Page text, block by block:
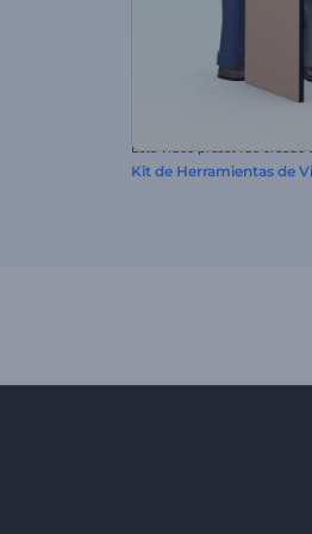
Este video preset fue creado
Kit de Herramientas de